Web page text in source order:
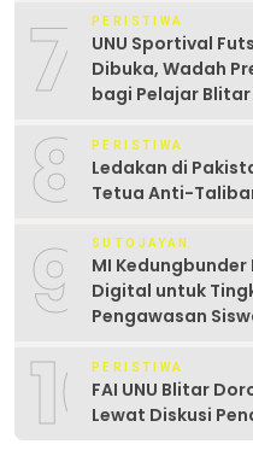
7 PERISTIWA
UNU Sportival
Dibuka, Wadah
bagi Pelajar Blitar
8 PERISTIWA
Ledakan di
Tetua Anti-
9 SUTOJAYAN
MI
Digital untuk
Pengawasan
10PERISTIWA
FAI UNU Blitar
Lewat Diskusi